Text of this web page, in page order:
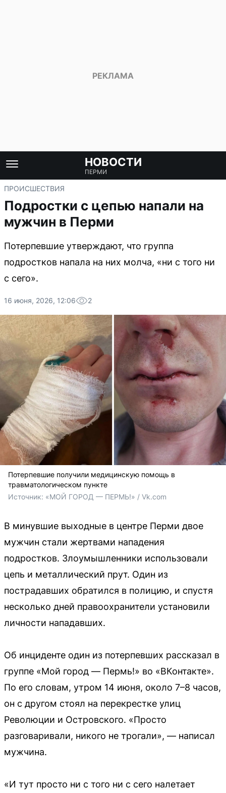
НОВОСТИ
ПЕРМИ
ПРОИСШЕСТВИЯ
Подростки с цепью напали на
мужчин в Перми
Потерпевшие утверждают, что группа
подростков напала на них молча, «ни с того ни
с сего».
16 июня, 2026, 12:06 2
Потерпевшие получили медицинскую помощь в
травматологическом пункте
Источник: «МОЙ ГОРОД — ПЕРМЬ!» / Vk.com
В минувшие выходные в центре Перми двое
мужчин стали жертвами нападения
подростков. Злоумышленники использовали
цепь и металлический прут. Один из
пострадавших обратился в полицию, и спустя
несколько дней правоохранители установили
личности нападавших.
Об инциденте один из потерпевших рассказал в
группе «Мой город — Пермь!» во «ВКонтакте».
По его словам, утром 14 июня, около 7–8 часов,
он с другом стоял на перекрестке улиц
Революции и Островского. «Просто
разговаривали, никого не трогали», — написал
мужчина.
«И тут просто ни с того ни с сего налетает